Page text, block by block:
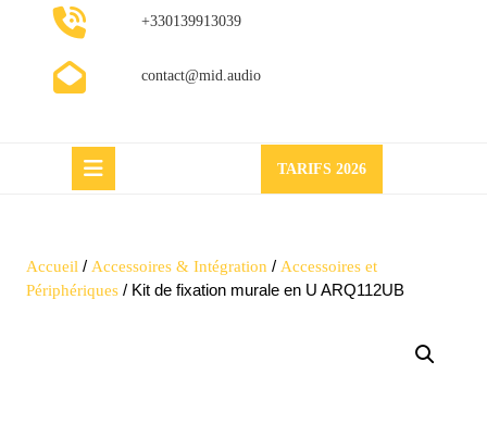
+330139913039
contact@mid.audio
Button
TARIFS 2026Request
a
Accueil / Accessoires & Intégration / Accessoires et
Périphériques / Kit de fixation murale en U ARQ112UB